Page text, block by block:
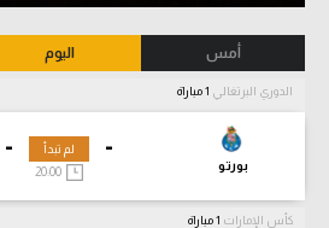
أمس اليوم
الدوري البرتغالي
-
بورتو
- لم تبدأ
كأس الإمارات